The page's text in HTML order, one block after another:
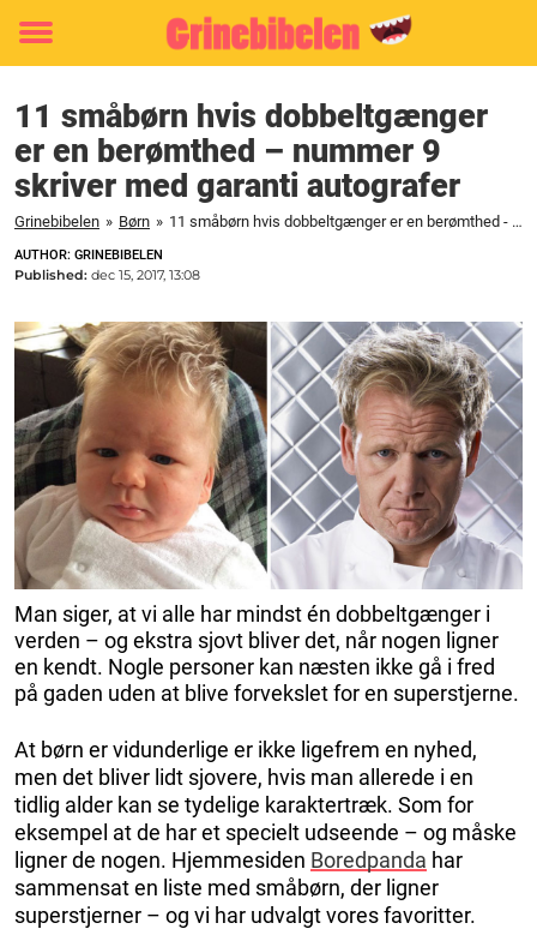
Toggle
11 småbørn hvis dobbeltgænger
er en berømthed – nummer 9
skriver med garanti autografer
Grinebibelen » Børn » 11 småbørn hvis dobbeltgænger er en berømthed - nummer 9 skriver med garanti autografer
AUTHOR: GRINEBIBELEN
Published: dec 15, 2017, 13:08
Man siger, at vi alle har mindst én dobbeltgænger i
verden – og ekstra sjovt bliver det, når nogen ligner
en kendt. Nogle personer kan næsten ikke gå i fred
på gaden uden at blive forvekslet for en superstjerne.
At børn er vidunderlige er ikke ligefrem en nyhed,
men det bliver lidt sjovere, hvis man allerede i en
tidlig alder kan se tydelige karaktertræk. Som for
eksempel at de har et specielt udseende – og måske
ligner de nogen. Hjemmesiden Boredpanda har
sammensat en liste med småbørn, der ligner
superstjerner – og vi har udvalgt vores favoritter.